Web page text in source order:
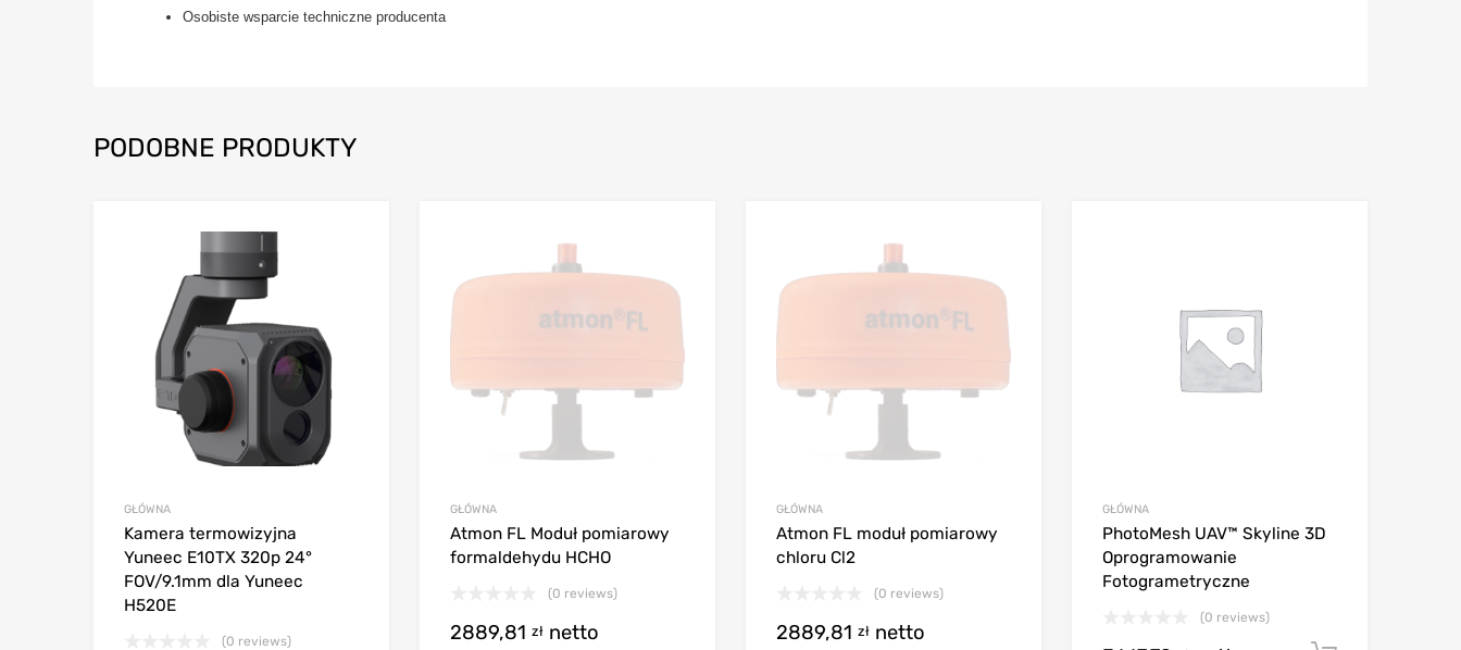
Osobiste wsparcie techniczne producenta
PODOBNE PRODUKTY
GŁÓWNA
Kamera termowizyjna
Yuneec E10TX 320p 24°
FOV/9.1mm dla Yuneec
H520E
(0 reviews)
GŁÓWNA
Atmon FL Moduł pomiarowy
formaldehydu HCHO
(0 reviews)
2889,81 zł netto
GŁÓWNA
Atmon FL moduł pomiarowy
chloru Cl2
(0 reviews)
2889,81 zł netto
GŁÓWNA
PhotoMesh UAV™ Skyline 3D
Oprogramowanie
Fotogrametryczne
(0 reviews)